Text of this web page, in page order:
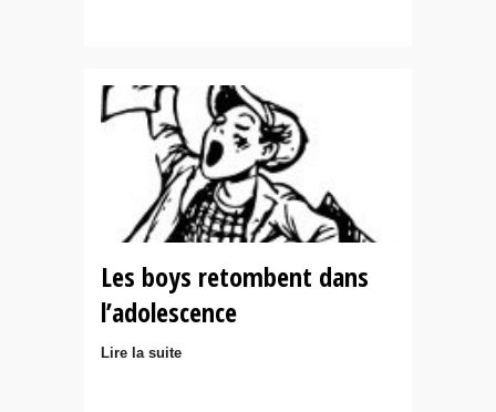
Les boys retombent dans
l’adolescence
Lire la suite